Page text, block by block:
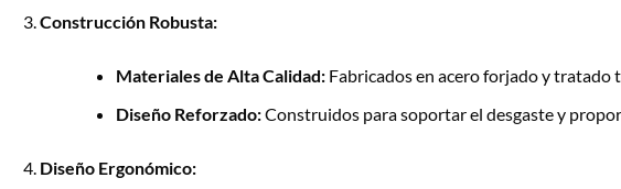
Construcción Robusta:
Materiales de Alta Calidad:Fabricados en acero forjado y tratado
Diseño Reforzado:Construidos para soportar el desgaste y
Diseño Ergonómico: